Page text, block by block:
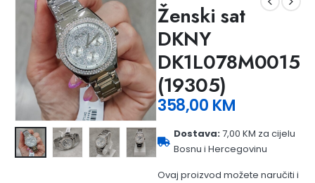
Ženski sat
DKNY
DK1L078M0015
(19305)
358,00 KM
Dostava:7,00 KM za cijelu
Bosnu i Hercegovinu
Ovaj proizvod možete naručiti i